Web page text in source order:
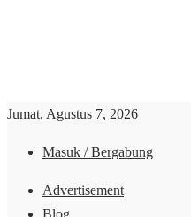
Jumat, Agustus 7, 2026
Masuk / Bergabung
Advertisement
Blog